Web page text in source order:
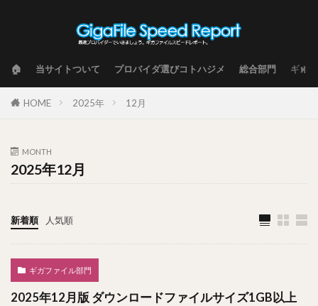
🏠 当サイトついて プロバイダ選びコトハジメ 総合部門 ギガ
HOME 2025年 12月
MONTH
2025年12月
新着順 人気順
ギガファイル部門
2025年12月版 ダウンロードファイルサイズ1GB以上